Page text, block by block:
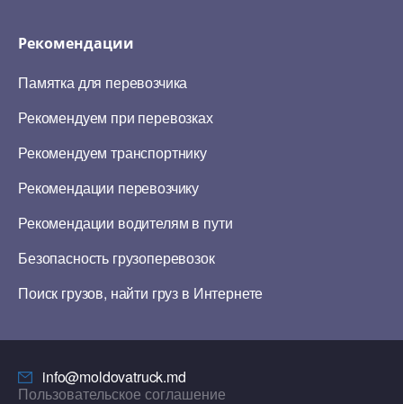
Рекомендации
Памятка для перевозчика
Рекомендуем при перевозках
Рекомендуем транспортнику
Рекомендации перевозчику
Рекомендации водителям в пути
Безопасность грузоперевозок
Поиск грузов, найти груз в Интернете
info@moldovatruck.md
Пользовательское соглашение